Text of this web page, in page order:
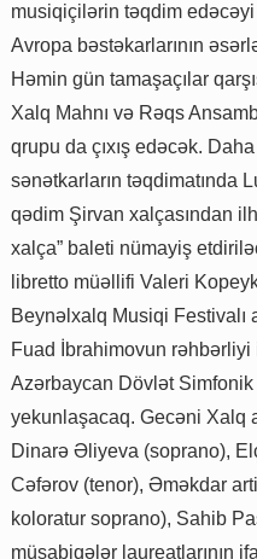
musiqiçilərin təqdim
Avropa bəstəkarlarının
Həmin gün tamaşaçılar
Xalq Mahnı və Rəqs
qrupu da çıxış edəcək.
sənətkarların təqdimatında
qədim Şirvan xalçasından
xalça” baleti nümayiş
libretto müəllifi Valeri
Beynəlxalq Musiqi
Fuad İbrahimovun rəhbərliyi
Azərbaycan Dövlət
yekunlaşacaq. Gecəni Xalq
Dinarə Əliyeva (soprano),
Cəfərov (tenor), Əməkdar
koloratur soprano), Sahib
müsabiqələr laureatlarının